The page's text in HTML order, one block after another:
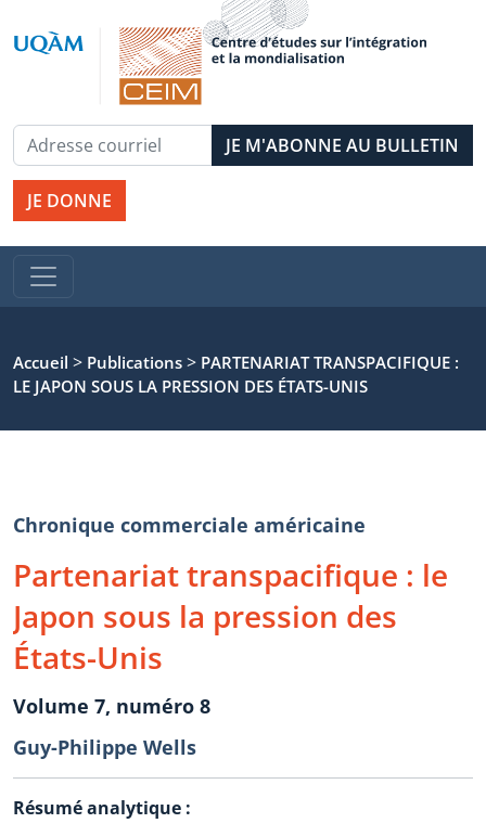
JE DONNE
Accueil > Publications > PARTENARIAT TRANSPACIFIQUE :
LE JAPON SOUS LA PRESSION DES ÉTATS-UNIS
Chronique commerciale américaine
Partenariat transpacifique : le
Japon sous la pression des
États-Unis
Volume 7, numéro 8
Guy-Philippe Wells
Résumé analytique :